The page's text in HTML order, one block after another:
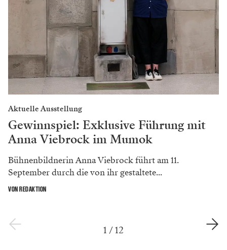
Aktuelle Ausstellung
Gewinnspiel: Exklusive Führung mit
Anna Viebrock im Mumok
Bühnenbildnerin Anna Viebrock führt am 11.
September durch die von ihr gestaltete...
VON REDAKTION
1 /12